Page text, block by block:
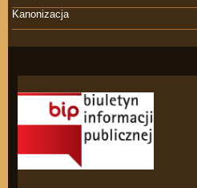
Kanonizacja